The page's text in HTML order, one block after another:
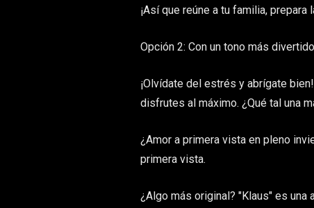
¡Así que reúne a tu familia,
Opción 2: Con un tono más
¡Olvídate del estrés y abrígate
disfrutes al máximo. ¿Qué tal una
¿Amor a primera vista en pleno
primera vista.
¿Algo más original? "Klaus" es una